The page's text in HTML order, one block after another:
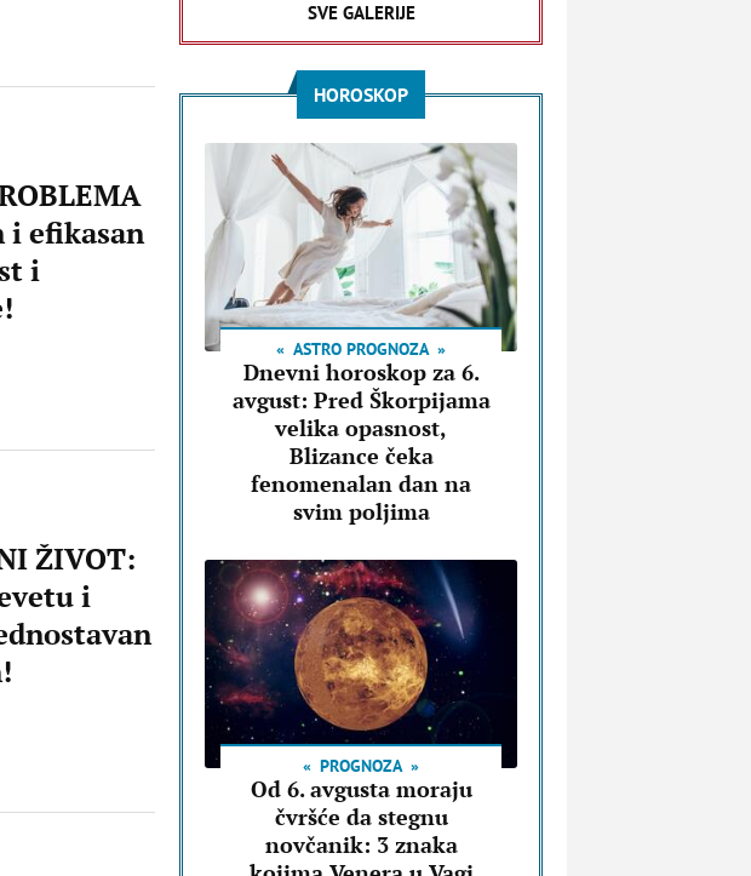
i efikasan
i
ŽIVOT:
i
SVE GALERIJE
HOROSKOP
ASTRO PROGNOZA
Dnevni horoskop za 6.
avgust: Pred Škorpijama
velika opasnost,
Blizance čeka
fenomenalan dan na
svim poljima
PROGNOZA
Od 6. avgusta moraju
čvršće da stegnu
novčanik: 3 znaka